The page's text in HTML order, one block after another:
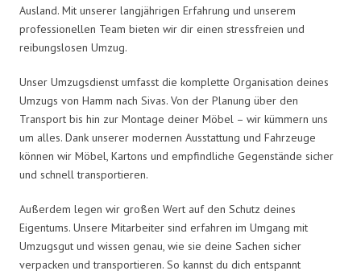
Ausland. Mit unserer langjährigen Erfahrung und unserem
professionellen Team bieten wir dir einen stressfreien und
reibungslosen Umzug.
Unser Umzugsdienst umfasst die komplette Organisation deines
Umzugs von Hamm nach Sivas. Von der Planung über den
Transport bis hin zur Montage deiner Möbel – wir kümmern uns
um alles. Dank unserer modernen Ausstattung und Fahrzeuge
können wir Möbel, Kartons und empfindliche Gegenstände sicher
und schnell transportieren.
Außerdem legen wir großen Wert auf den Schutz deines
Eigentums. Unsere Mitarbeiter sind erfahren im Umgang mit
Umzugsgut und wissen genau, wie sie deine Sachen sicher
verpacken und transportieren. So kannst du dich entspannt